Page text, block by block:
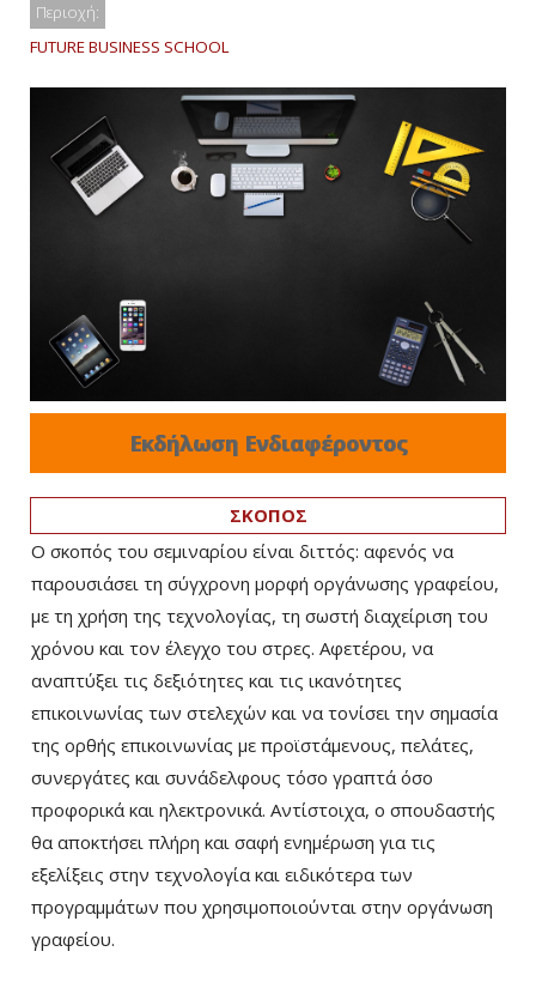
Περιοχή:
FUTURE BUSINESS SCHOOL
Εκδήλωση Ενδιαφέροντος
ΣΚΟΠΟΣ
Ο σκοπός του σεμιναρίου είναι διττός: αφενός να
παρουσιάσει τη σύγχρονη μορφή οργάνωσης γραφείου,
με τη χρήση της τεχνολογίας, τη σωστή διαχείριση του
χρόνου και τον έλεγχο του στρες. Αφετέρου, να
αναπτύξει τις δεξιότητες και τις ικανότητες
επικοινωνίας των στελεχών και να τονίσει την σημασία
της ορθής επικοινωνίας με προϊστάμενους, πελάτες,
συνεργάτες και συνάδελφους τόσο γραπτά όσο
προφορικά και ηλεκτρονικά. Αντίστοιχα, ο σπουδαστής
θα αποκτήσει πλήρη και σαφή ενημέρωση για τις
εξελίξεις στην τεχνολογία και ειδικότερα των
προγραμμάτων που χρησιμοποιούνται στην οργάνωση
γραφείου.